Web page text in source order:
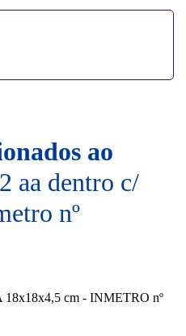
ao
aa dentro c/
nº